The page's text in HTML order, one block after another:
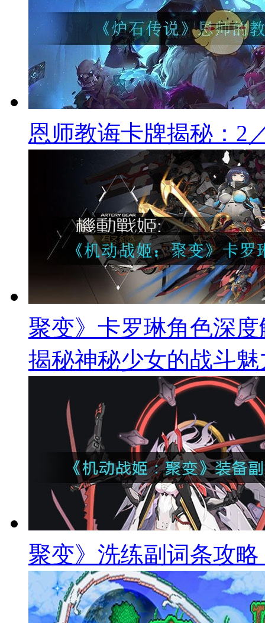
恩师教诲卡牌揭秘：2
聚变》卡罗琳角色深
揭秘神秘少女的战斗魅
聚变》洗练副词条攻